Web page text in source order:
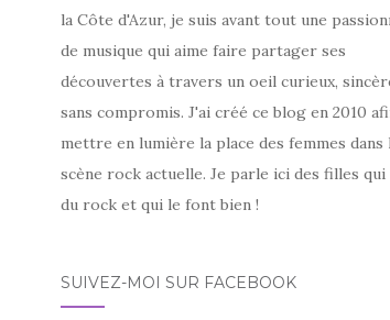
la Côte d'Azur, je suis avant tout une
de musique qui aime faire partager ses
découvertes à travers un oeil curieux,
sans compromis. J'ai créé ce blog en 2010
mettre en lumière la place des femmes dans
scène rock actuelle. Je parle ici des filles
du rock et qui le font bien !
SUIVEZ-MOI SUR FACEBOOK